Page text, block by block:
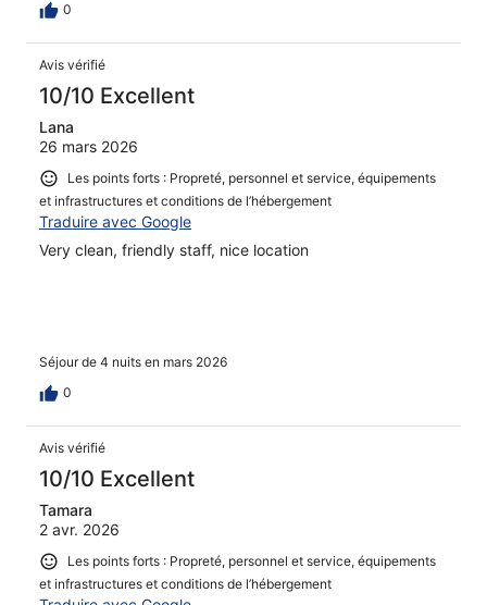
0
Avis vérifié
10/10 Excellent
Lana
26 mars 2026
Les points forts : Propreté, personnel et service, équipements
et infrastructures et conditions de l’hébergement
Traduire avec Google
Very clean, friendly staff, nice location
Séjour de 4 nuits en mars 2026
0
Avis vérifié
10/10 Excellent
Tamara
2 avr. 2026
Les points forts : Propreté, personnel et service, équipements
et infrastructures et conditions de l’hébergement